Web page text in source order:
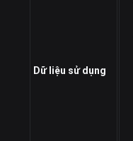
Dữ liệu sử dụng